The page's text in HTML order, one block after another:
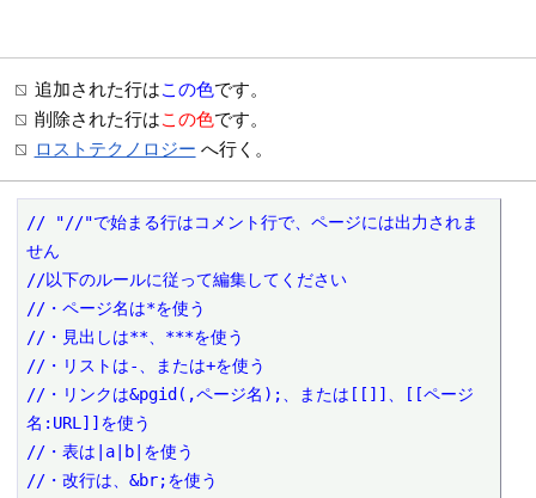
追加された行はこの色です。
削除された行はこの色です。
ロストテクノロジー へ行く。
// "//"で始まる行はコメント行で、ページには出力されま
せん
//以下のルールに従って編集してください
//・ページ名は*を使う
//・見出しは**、***を使う
//・リストは-、または+を使う
//・リンクは&pgid(,ページ名);、または[[]]、[[ページ
名:URL]]を使う
//・表は|a|b|を使う
//・改行は、&br;を使う